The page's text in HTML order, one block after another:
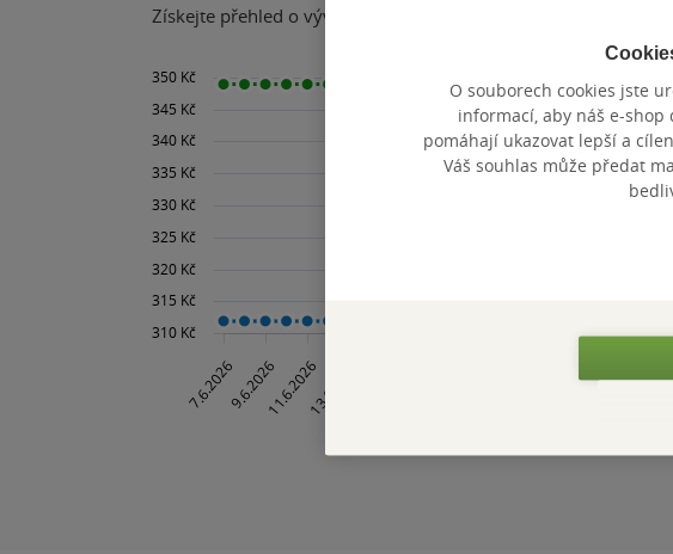
Získejte přehled o vývoji ceny za posledních 60 dní.
O souborech cookies jste
informací, aby náš e-
pomáhají ukazovat lepší a
Váš souhlas může předat